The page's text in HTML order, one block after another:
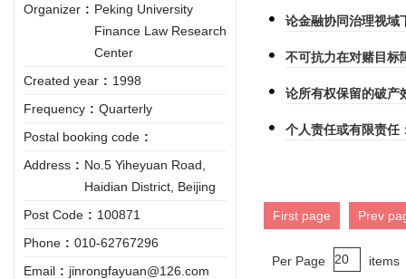
Organizer : Peking University
Finance Law Research
Center
Created year : 1998
Frequency : Quarterly
Postal booking code :
Address : No.5 Yiheyuan Road,
Haidian District, Beijing
Post Code : 100871
Phone : 010-62767296
Email : jinrongfayuan@126.com
论金融协同治理视域
不可抗力在对赌目标
论所有权保留的破产
个人责任或有限责任
First page Prev
Per Page items